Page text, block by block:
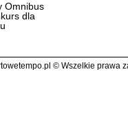
Omnibus
dla
© Wszelkie prawa